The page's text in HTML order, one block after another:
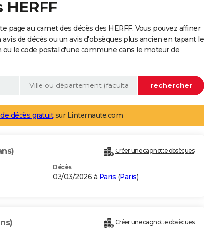
page au carnet des décès des HERFF. Vous pouvez affiner
de décès ou un avis d'obsèques plus ancien en tapant le
le code postal d'une commune dans le moteur de
décès gratuitsur Linternaute.com
Créer une cagnotte obsèques
Décès
03/03/2026 à Paris (Paris)
Créer une cagnotte obsèques